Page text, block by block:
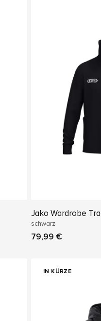
Jako Wardrobe
schwarz
79,99 €
IN KÜRZE